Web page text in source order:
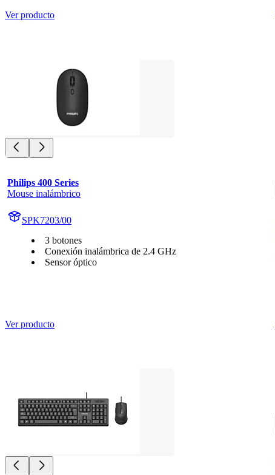
Ver producto
Philips 400 Series
Mouse inalámbrico
SPK7203/00
3 botones
Conexión inalámbrica de 2.4 GHz
Sensor óptico
Ver producto